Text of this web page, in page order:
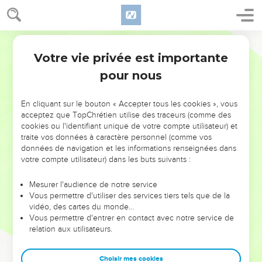
NE MANQUEZ PAS L’ÉVÉNEMENT
DE L’ANNÉE !
ET SI LEURS ERREURS POUVAIENT VOUS ÉVITER LES
VOTRES ?
leur foi ou leur vision. Mais on voit moins les doutes, les erreurs
et les saisons difficiles qu'ils ont traversés, alors même que ce
sont elles qui les ont façonnés.
Dans cette conférence, leaders, entrepreneurs, et responsables
clés pour avancer avec plus de sagesse afin que leurs erreurs
Votre vie privée est importante
pour nous
En cliquant sur le bouton « Accepter tous les cookies », vous
acceptez que TopChrétien utilise des traceurs (comme des
cookies ou l'identifiant unique de votre compte utilisateur) et
traite vos données à caractère personnel (comme vos
données de navigation et les informations renseignées dans
votre compte utilisateur) dans les buts suivants :
Mesurer l'audience de notre service
Vous permettre d'utiliser des services tiers tels que de la
vidéo, des cartes du monde…
Vous permettre d'entrer en contact avec notre service de
relation aux utilisateurs.
Choisir mes cookies